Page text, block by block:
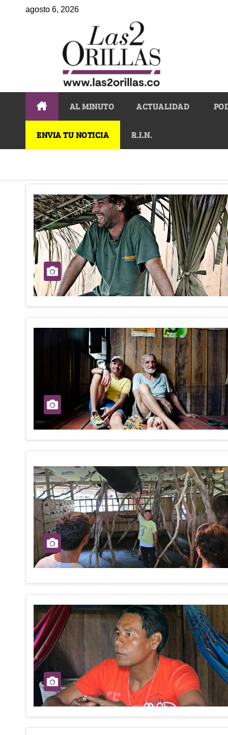
agosto 6, 2026
AL MINUTO ACTUALIDAD
ENVIA TU NOTICIA R.I.N.